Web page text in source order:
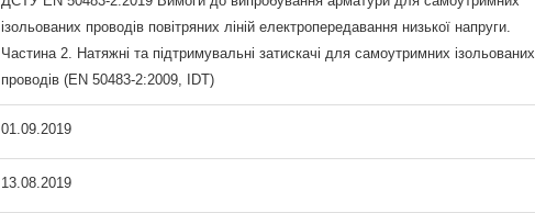
ізольованих проводів повітряних ліній електропередавання низької напруги.
Частина 2. Натяжні та підтримувальні затискачі для самоутримних ізольованих
проводів (EN 50483-2:2009, IDT)
01.09.2019
13.08.2019